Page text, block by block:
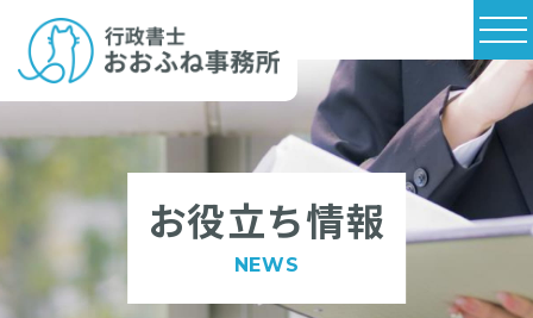
お役立ち情報
NEWS